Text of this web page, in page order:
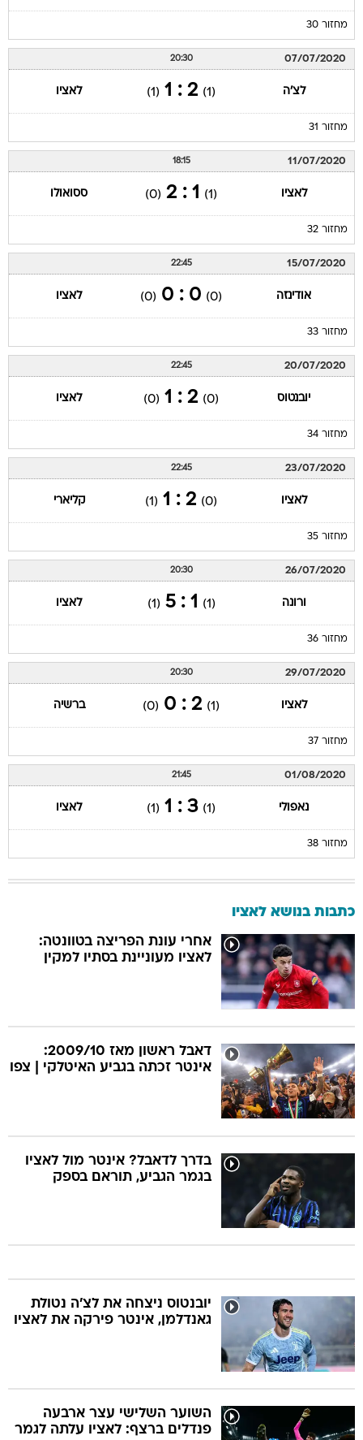
מחזור 30
07/07/2020
20:30
לצ'ה (1)
2 : 1
(1) לאציו
מחזור 31
11/07/2020
18:15
לאציו (1)
1 : 2
(0) ססואולו
מחזור 32
15/07/2020
22:45
אודינזה (0)
0 : 0
(0) לאציו
מחזור 33
20/07/2020
22:45
יובנטוס (0)
2 : 1
(0) לאציו
מחזור 34
23/07/2020
22:45
לאציו (0)
2 : 1
(1) קליארי
מחזור 35
26/07/2020
20:30
ורונה (1)
1 : 5
(1) לאציו
מחזור 36
29/07/2020
20:30
לאציו (1)
2 : 0
(0) ברשיה
מחזור 37
01/08/2020
21:45
נאפולי (1)
3 : 1
(1) לאציו
מחזור 38
כתבות בנושא לאציו
אחרי עונת הפריצה בטוונטה:
לאציו מעוניינת בסתיו למקין
דאבל ראשון מאז 2009/10:
אינטר זכתה בגביע האיטלקי | צפו
בדרך לדאבל? אינטר מול לאציו
בגמר הגביע, תוראם בספק
יובנטוס ניצחה את לצ'ה נטולת
גאנדלמן, אינטר פירקה את לאציו
השוער השלישי עצר ארבעה
פנדלים ברצף: לאציו עלתה לגמר